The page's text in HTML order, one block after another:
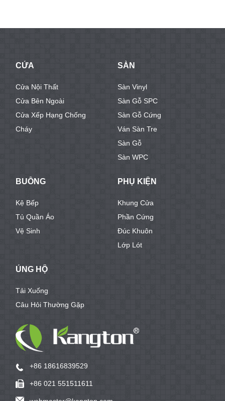
CỬA
Cửa Nội Thất
Cửa Bên Ngoài
Cửa Xếp Hạng Chống
Cháy
SÀN
Sàn Vinyl
Sàn Gỗ SPC
Sàn Gỗ Cứng
Ván Sàn Tre
Sàn Gỗ
Sàn WPC
BUỒNG
Kệ Bếp
Tủ Quần Áo
Vệ Sinh
PHỤ KIỆN
Khung Cửa
Phần Cứng
Đúc Khuôn
Lớp Lót
ỦNG HỘ
Tải Xuống
Câu Hỏi Thường Gặp
+86 18616839529
+86 021 551511611